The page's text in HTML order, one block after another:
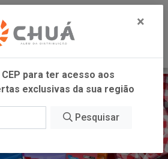
×
para ter acesso aos
exclusivas da sua região
Pesquisar